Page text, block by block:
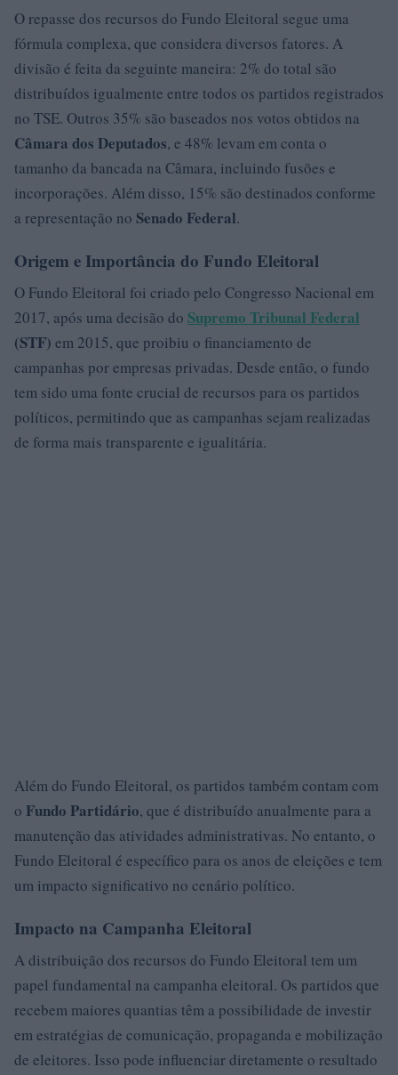
O repasse dos recursos do Fundo Eleitoral segue uma
fórmula complexa, que considera diversos fatores. A
divisão é feita da seguinte maneira: 2% do total são
distribuídos igualmente entre todos os partidos registrados
no TSE. Outros 35% são baseados nos votos obtidos na
Câmara dos Deputados, e 48% levam em conta o
tamanho da bancada na Câmara, incluindo fusões e
incorporações. Além disso, 15% são destinados conforme
a representação no Senado Federal.
Origem e Importância do Fundo Eleitoral
O Fundo Eleitoral foi criado pelo Congresso Nacional em
2017, após uma decisão do Supremo Tribunal Federal
(STF) em 2015, que proibiu o financiamento de
campanhas por empresas privadas. Desde então, o fundo
tem sido uma fonte crucial de recursos para os partidos
políticos, permitindo que as campanhas sejam realizadas
de forma mais transparente e igualitária.
Além do Fundo Eleitoral, os partidos também contam com
o Fundo Partidário, que é distribuído anualmente para a
manutenção das atividades administrativas. No entanto, o
Fundo Eleitoral é específico para os anos de eleições e tem
um impacto significativo no cenário político.
Impacto na Campanha Eleitoral
A distribuição dos recursos do Fundo Eleitoral tem um
papel fundamental na campanha eleitoral. Os partidos que
recebem maiores quantias têm a possibilidade de investir
em estratégias de comunicação, propaganda e mobilização
de eleitores. Isso pode influenciar diretamente o resultado